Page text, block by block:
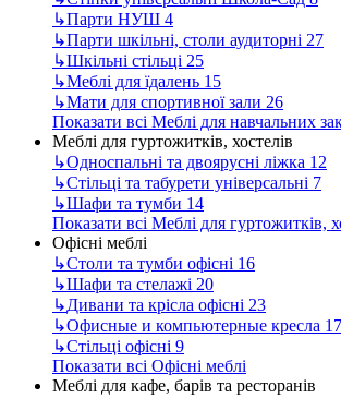
↳Парти НУШ 4
↳Парти шкільні, столи аудиторні 27
↳Шкільні стільці 25
↳Меблі для їдалень 15
↳Мати для спортивної зали 26
Показати всі Меблі для навчальних
Меблі для гуртожитків, хостелів
↳Односпальні та двоярусні ліжка 12
↳Стільці та табурети універсальні 7
↳Шафи та тумби 14
Показати всі Меблі для гуртожитків,
Офісні меблі
↳Столи та тумби офісні 16
↳Шафи та стелажі 20
↳Дивани та крісла офісні 23
↳Офисные и компьютерные кресла 17
↳Стільці офісні 9
Показати всі Офісні меблі
Меблі для кафе, барів та ресторанів